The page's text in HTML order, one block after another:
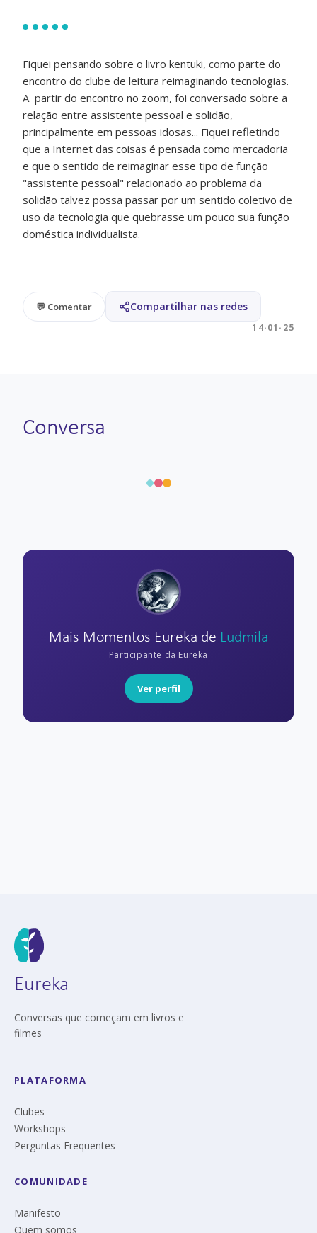
Fiquei pensando sobre o livro kentuki, como parte do
encontro do clube de leitura reimaginando tecnologias.
A partir do encontro no zoom, foi conversado sobre a
relação entre assistente pessoal e solidão,
principalmente em pessoas idosas... Fiquei refletindo
que a Internet das coisas é pensada como mercadoria
e que o sentido de reimaginar esse tipo de função
"assistente pessoal" relacionado ao problema da
solidão talvez possa passar por um sentido coletivo de
uso da tecnologia que quebrasse um pouco sua função
doméstica individualista.
💬 Comentar Compartilhar nas redes
14·01·25
Conversa
Mais Momentos Eureka de Ludmila
Participante da Eureka
Ver perfil
Eureka
Conversas que começam em livros e
filmes
PLATAFORMA
Clubes
Workshops
Perguntas Frequentes
COMUNIDADE
Manifesto
Quem somos